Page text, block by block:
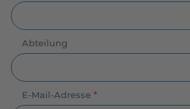
Abteilung
E-Mail-Adresse *